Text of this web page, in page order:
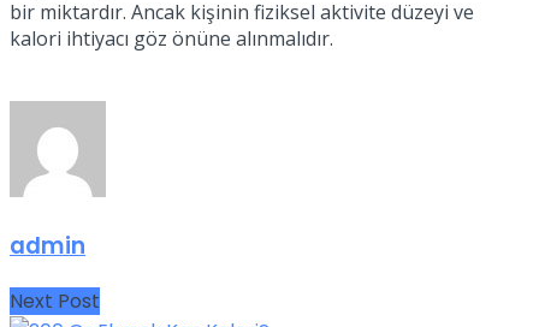
bir miktardır. Ancak kişinin fiziksel aktivite düzeyi ve
kalori ihtiyacı göz önüne alınmalıdır.
admin
Next Post